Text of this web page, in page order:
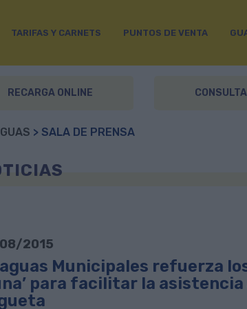
TARIFAS Y CARNETS PUNTOS DE VENTA
RECARGA ONLINE
> SALA DE PRENSA
2015
Municipales refuerza
para facilitar la